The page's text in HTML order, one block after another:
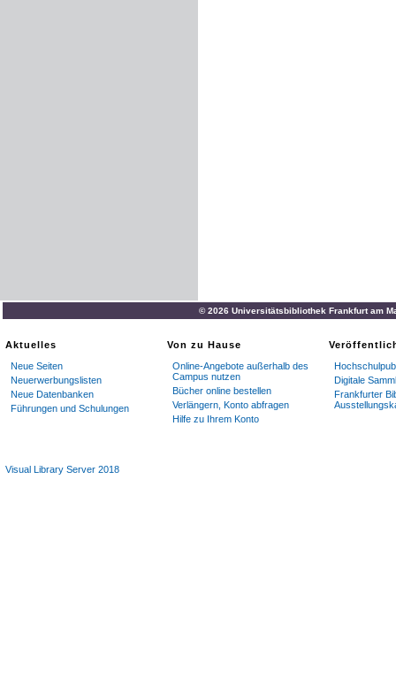
© 2026 Universitätsbibliothek Frankfurt am
Aktuelles
Neue Seiten
Neuerwerbungslisten
Neue Datenbanken
Führungen und Schulungen
Von zu Hause
Online-Angebote außerhalb des
Campus nutzen
Bücher online bestellen
Verlängern, Konto abfragen
Hilfe zu Ihrem Konto
Digitale
Frankfurter
Visual Library Server 2018